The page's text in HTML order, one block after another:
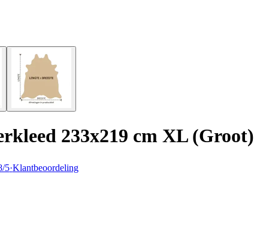
233x219 cm XL (Groot)
5·Klantbeoordeling